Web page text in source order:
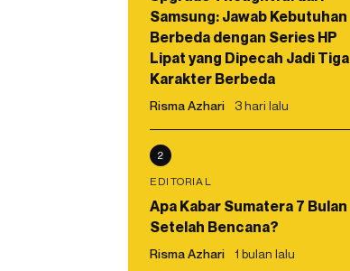
Samsung: Jawab Kebutuhan
Berbeda dengan Series HP
Lipat yang Dipecah Jadi Tiga
Karakter Berbeda
Risma Azhari 3 hari lalu
2
EDITORIAL
Apa Kabar Sumatera 7 Bulan
Setelah Bencana?
Risma Azhari 1 bulan lalu